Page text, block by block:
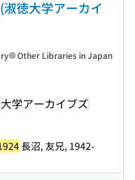
徳大学アーカイ
学アーカイブズ
Other Libraries in Japan
長沼, 友兄, 1942-